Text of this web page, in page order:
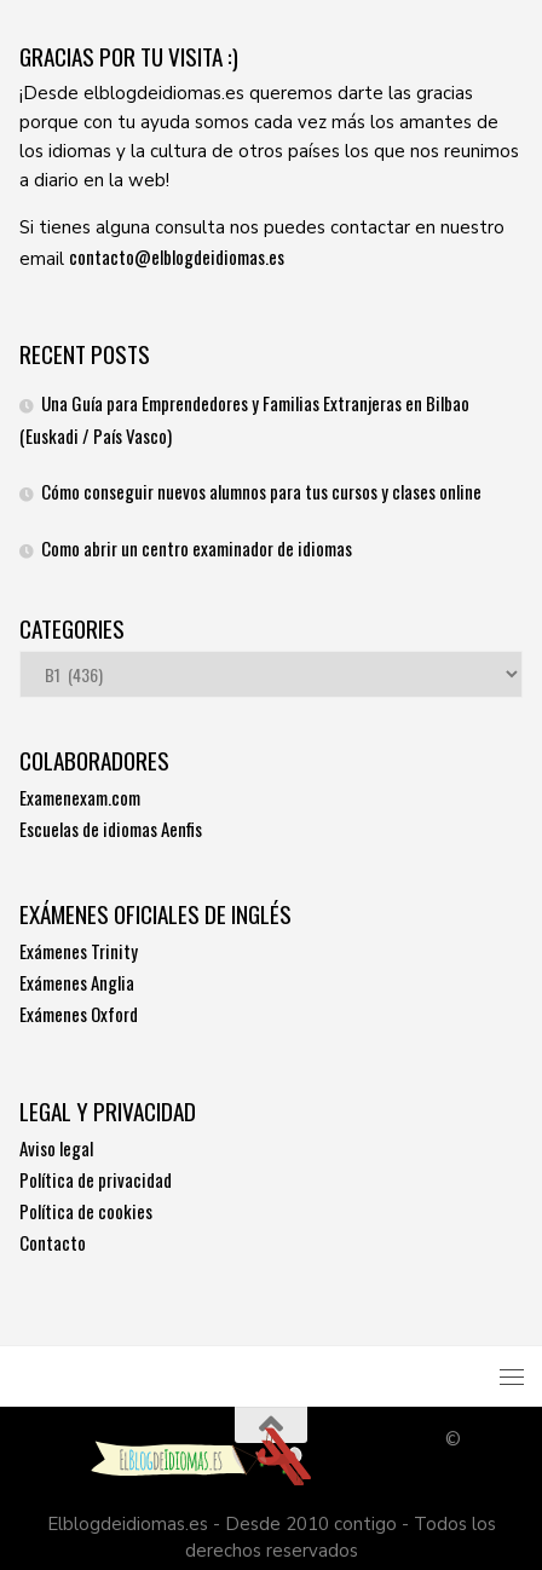
GRACIAS POR TU VISITA :)
¡Desde elblogdeidiomas.es queremos darte las gracias
porque con tu ayuda somos cada vez más los amantes de
los idiomas y la cultura de otros países los que nos reunimos
a diario en la web!
Si tienes alguna consulta nos puedes contactar en nuestro
email contacto@elblogdeidiomas.es
RECENT POSTS
Una Guía para Emprendedores y Familias Extranjeras en Bilbao
(Euskadi / País Vasco)
Cómo conseguir nuevos alumnos para tus cursos y clases online
Como abrir un centro examinador de idiomas
CATEGORIES
Categories
COLABORADORES
Examenexam.com
Escuelas de idiomas Aenfis
EXÁMENES OFICIALES DE INGLÉS
Exámenes Trinity
Exámenes Anglia
Exámenes Oxford
LEGAL Y PRIVACIDAD
Aviso legal
Política de privacidad
Política de cookies
Contacto
©
Elblogdeidiomas.es - Desde 2010 contigo - Todos los
derechos reservados